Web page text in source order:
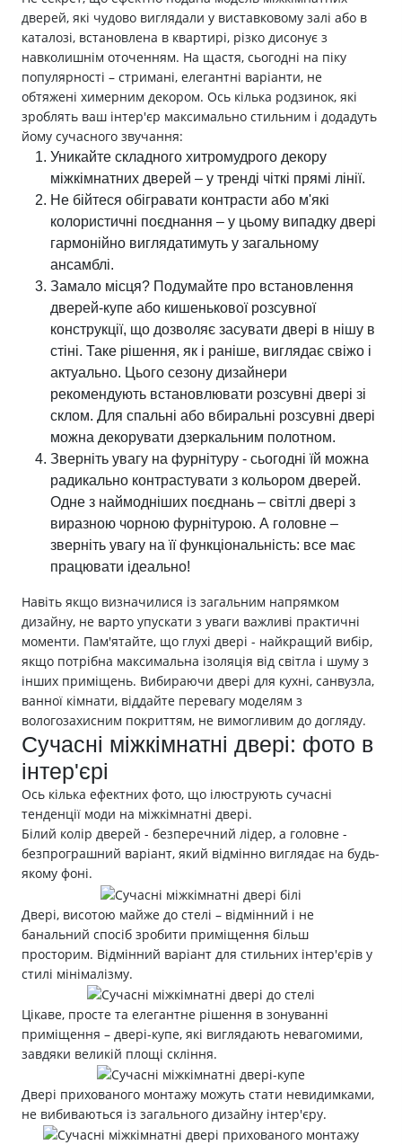
дверей, які чудово виглядали у виставковому залі або в
каталозі, встановлена в квартирі, різко дисонує з
навколишнім оточенням. На щастя, сьогодні на піку
популярності – стримані, елегантні варіанти, не
обтяжені химерним декором. Ось кілька родзинок, які
зроблять ваш інтер'єр максимально стильним і додадуть
йому сучасного звучання:
Уникайте складного хитромудрого декору
міжкімнатних дверей – у тренді чіткі прямі лінії.
Не бійтеся обігравати контрасти або м'які
колористичні поєднання – у цьому випадку двері
гармонійно виглядатимуть у загальному
ансамблі.
Замало місця? Подумайте про встановлення
дверей-купе або кишенькової розсувної
конструкції, що дозволяє засувати двері в нішу в
стіні. Таке рішення, як і раніше, виглядає свіжо і
актуально. Цього сезону дизайнери
рекомендують встановлювати розсувні двері зі
склом. Для спальні або вбиральні розсувні двері
можна декорувати дзеркальним полотном.
Зверніть увагу на фурнітуру - сьогодні їй можна
радикально контрастувати з кольором дверей.
Одне з наймодніших поєднань – світлі двері з
виразною чорною фурнітурою. А головне –
зверніть увагу на її функціональність: все має
працювати ідеально!
Навіть якщо визначилися із загальним напрямком
дизайну, не варто упускати з уваги важливі практичні
моменти. Пам'ятайте, що глухі двері - найкращий вибір,
якщо потрібна максимальна ізоляція від світла і шуму з
інших приміщень. Вибираючи двері для кухні, санвузла,
ванної кімнати, віддайте перевагу моделям з
вологозахисним покриттям, не вимогливим до догляду.
Сучасні міжкімнатні двері: фото в
інтер'єрі
Ось кілька ефектних фото, що ілюструють сучасні
тенденції моди на міжкімнатні двері.
Білий колір дверей - безперечний лідер, а головне -
безпрограшний варіант, який відмінно виглядає на будь-
якому фоні.
Двері, висотою майже до стелі – відмінний і не
банальний спосіб зробити приміщення більш
просторим. Відмінний варіант для стильних інтер'єрів у
стилі мінімалізму.
Цікаве, просте та елегантне рішення в зонуванні
приміщення – двері-купе, які виглядають невагомими,
завдяки великій площі скління.
Двері прихованого монтажу можуть стати невидимками,
не вибиваються із загального дизайну інтер'єру.